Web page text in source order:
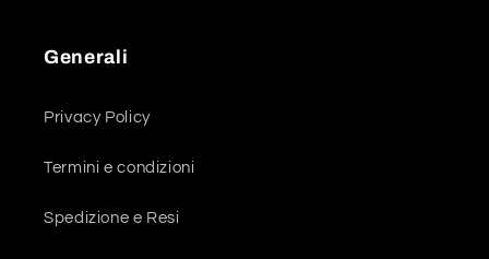
Generali
Privacy Policy
Termini e condizioni
Spedizione e Resi